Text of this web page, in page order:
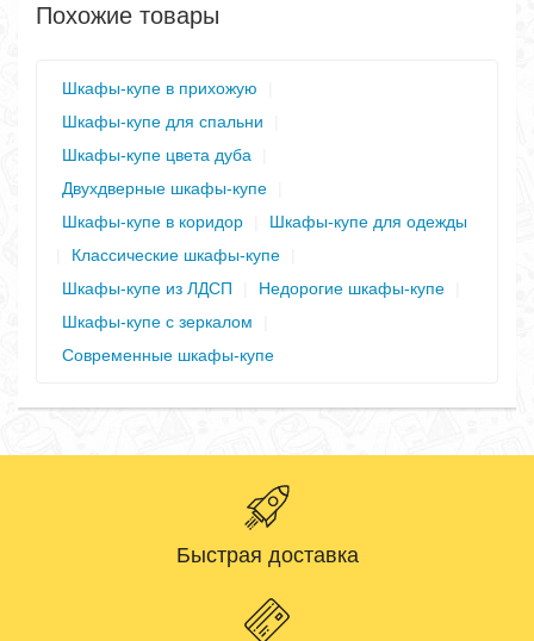
Похожие товары
Шкафы-купе в прихожую
Шкафы-купе для спальни
Шкафы-купе цвета дуба
Двухдверные шкафы-купе
Шкафы-купе в коридор
Шкафы-купе для одежды
Классические шкафы-купе
Шкафы-купе из ЛДСП
Недорогие шкафы-купе
Шкафы-купе с зеркалом
Современные шкафы-купе
Быстрая доставка